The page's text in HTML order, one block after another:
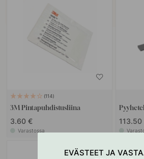
114
3M Pintapuhdistusliina
3.60 €
Varastossa
113.50
EVÄSTEET JA